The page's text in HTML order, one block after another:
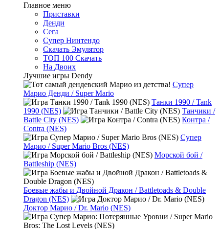
Главное меню
Приставки
Денди
Сега
Супер Нинтендо
Скачать Эмулятор
ТОП 100 Скачать
На Двоих
Лучшие игры Dendy
Супер
Марио Денди / Super Mario
Танки 1990 / Tank
1990 (NES)
Танчики /
Battle City (NES)
Контра /
Contra (NES)
Супер
Марио / Super Mario Bros (NES)
Морской бой /
Battleship (NES)
Боевые жабы и Двойной Дракон / Battletoads & Double
Dragon (NES)
Доктор Марио / Dr. Mario (NES)